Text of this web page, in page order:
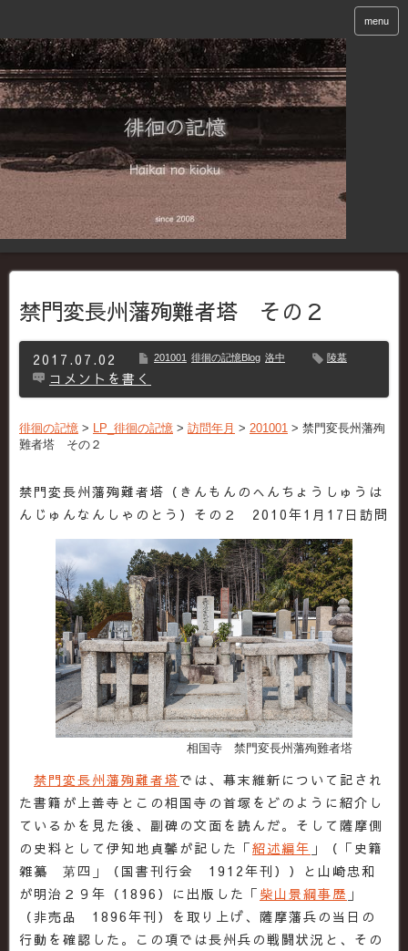
menu
禁門変長州藩殉難者塔 その２
2017.07.02 201001 徘徊の記憶Blog 洛中 陵墓
コメントを書く
徘徊の記憶 > LP_徘徊の記憶 > 訪問年月 > 201001 > 禁門変長州藩殉
難者塔 その２
禁門変長州藩殉難者塔（きんもんのへんちょうしゅうは
んじゅんなんしゃのとう）その２ 2010年1月17日訪問
相国寺 禁門変長州藩殉難者塔
禁門変長州藩殉難者塔では、幕末維新について記され
た書籍が上善寺とこの相国寺の首塚をどのように紹介し
ているかを見た後、副碑の文面を読んだ。そして薩摩側
の史料として伊知地貞馨が記した「紹述編年 」（「史籍
雑纂 苐四」（国書刊行会 1912年刊））と山崎忠和
が明治２９年（1896）に出版した「 柴山景綱事歴 」
（非売品 1896年刊）を取り上げ、薩摩藩兵の当日の
行動を確認した。この項では長州兵の戦闘状況と、その